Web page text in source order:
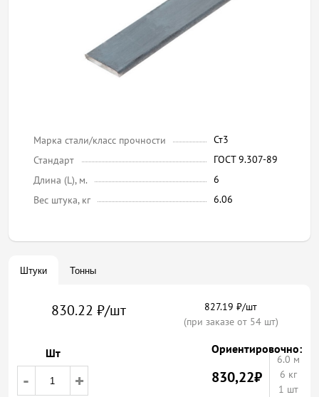
Марка стали/класс прочности
Ст3
Стандарт
ГОСТ 9.307-89
Длина (L), м.
6
Вес штука, кг
6.06
Штуки Тонны
830.22 ₽/шт
827.19 ₽/шт
(при заказе от 54 шт)
Шт
- +
Ориентировочно:
830,22₽
6.0 м
6 кг
1 шт